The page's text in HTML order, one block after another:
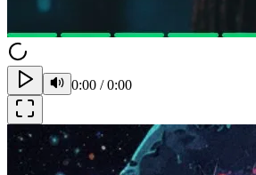
0:00 /0:00